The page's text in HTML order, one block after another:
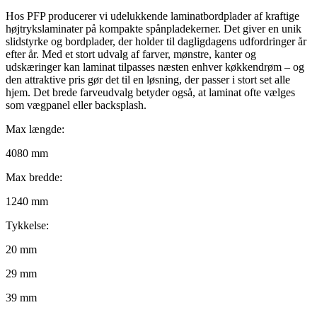
Hos PFP producerer vi udelukkende laminatbordplader af kraftige
højtrykslaminater på kompakte spånpladekerner. Det giver en unik
slidstyrke og bordplader, der holder til dagligdagens udfordringer år
efter år. Med et stort udvalg af farver, mønstre, kanter og
udskæringer kan laminat tilpasses næsten enhver køkkendrøm – og
den attraktive pris gør det til en løsning, der passer i stort set alle
hjem. Det brede farveudvalg betyder også, at laminat ofte vælges
som vægpanel eller backsplash.
Max længde:
4080 mm
Max bredde:
1240 mm
Tykkelse:
20 mm
29 mm
39 mm